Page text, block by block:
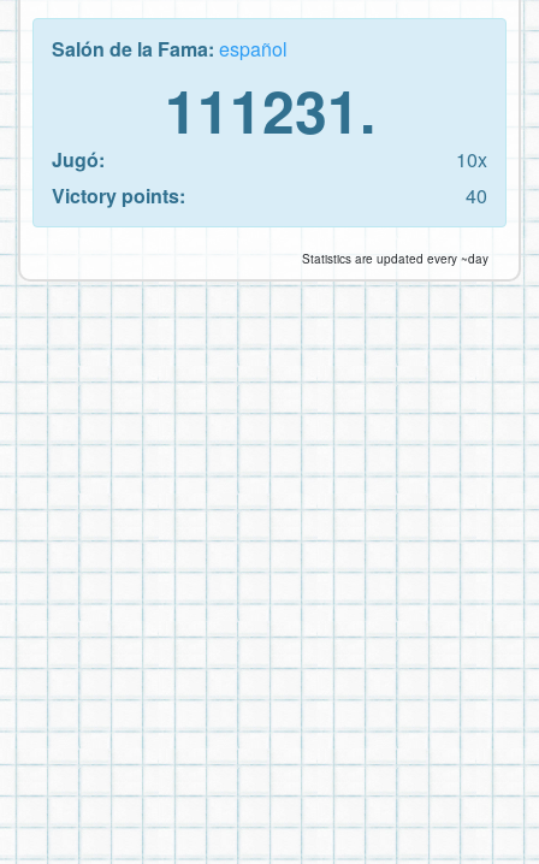
Salón de la Fama: español
111231.
Jugó:
10x
Victory points:
40
Statistics are updated every ~day